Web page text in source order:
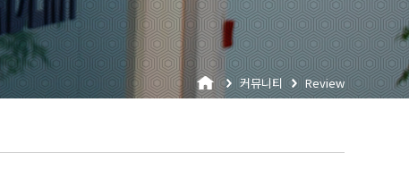
커뮤니티 Review